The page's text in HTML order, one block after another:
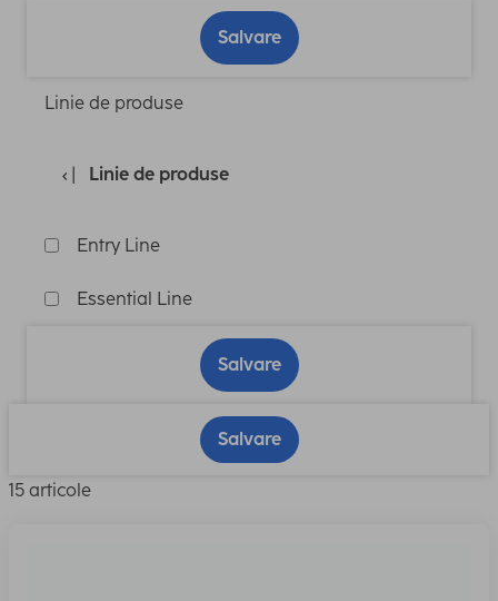
Salvare
Linie de produse
Linie de produse
Entry Line
Essential Line
Salvare
Salvare
15 articole